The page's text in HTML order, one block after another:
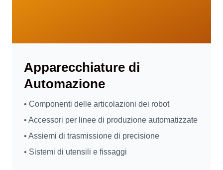
Apparecchiature di
Automazione
• Componenti delle articolazioni dei robot
• Accessori per linee di produzione automatizzate
• Assiemi di trasmissione di precisione
• Sistemi di utensili e fissaggi